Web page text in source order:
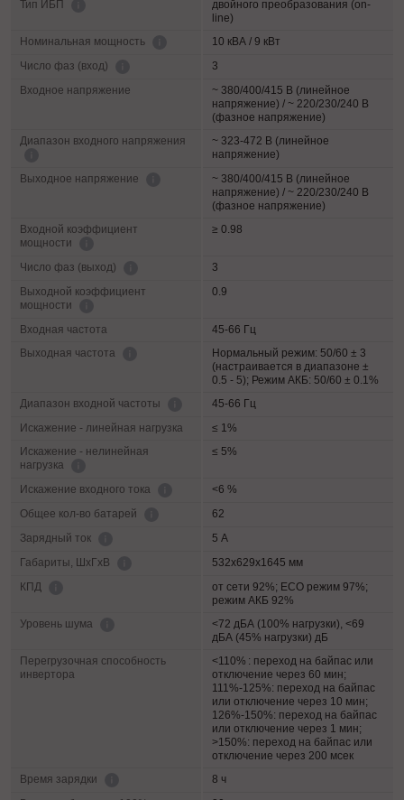
Тип ИБП
двойного преобразования (on-
line)
Номинальная мощность
10 кВА / 9 кВт
Число фаз (вход)
3
Входное напряжение
~ 380/400/415 В (линейное
напряжение) / ~ 220/230/240 В
(фазное напряжение)
Диапазон входного напряжения
~ 323-472 В (линейное
напряжение)
Выходное напряжение
~ 380/400/415 В (линейное
напряжение) / ~ 220/230/240 В
(фазное напряжение)
Входной коэффициент
мощности
≥ 0.98
Число фаз (выход)
3
Выходной коэффициент
мощности
0.9
Входная частота
45-66 Гц
Выходная частота
Нормальный режим: 50/60 ± 3
(настраивается в диапазоне ±
0.5 - 5); Режим АКБ: 50/60 ± 0.1%
Диапазон входной частоты
45-66 Гц
Искажение - линейная нагрузка
≤ 1%
Искажение - нелинейная
нагрузка
≤ 5%
Искажение входного тока
<6 %
Общее кол-во батарей
62
Зарядный ток
5 А
Габариты, ШхГхВ
532х629х1645 мм
КПД
от сети 92%; ECO режим 97%;
режим АКБ 92%
Уровень шума
<72 дБА (100% нагрузки), <69
дБА (45% нагрузки) дБ
Перегрузочная способность
инвертора
<110% : переход на байпас или
отключение через 60 мин;
111%-125%: переход на байпас
или отключение через 10 мин;
126%-150%: переход на байпас
или отключение через 1 мин;
>150%: переход на байпас или
отключение через 200 мсек
Время зарядки
8 ч